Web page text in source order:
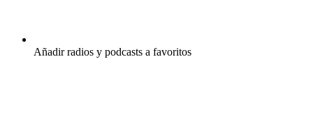
Añadir radios y podcasts a favoritos